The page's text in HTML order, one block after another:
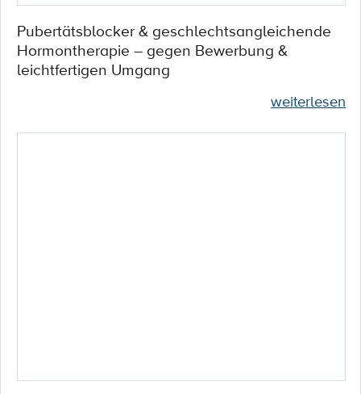
Pubertätsblocker & geschlechtsangleichende
Hormontherapie – gegen Bewerbung &
leichtfertigen Umgang
weiterlesen